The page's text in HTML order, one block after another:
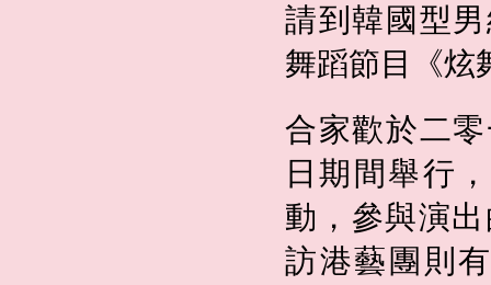
請到韓國型
舞蹈節目《炫
合家歡於二
日期間舉行
動，參與演
訪港藝團則